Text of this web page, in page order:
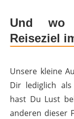
Und wo
Reiseziel
Unsere kleine
Dir lediglich als
hast Du Lust
anderen dieser